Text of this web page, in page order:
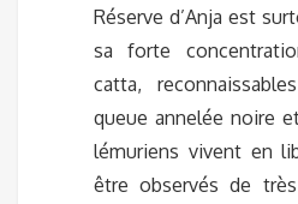
Réserve d’Anja est
sa forte
catta,
queue annelée noire
lémuriens vivent en
être observés de